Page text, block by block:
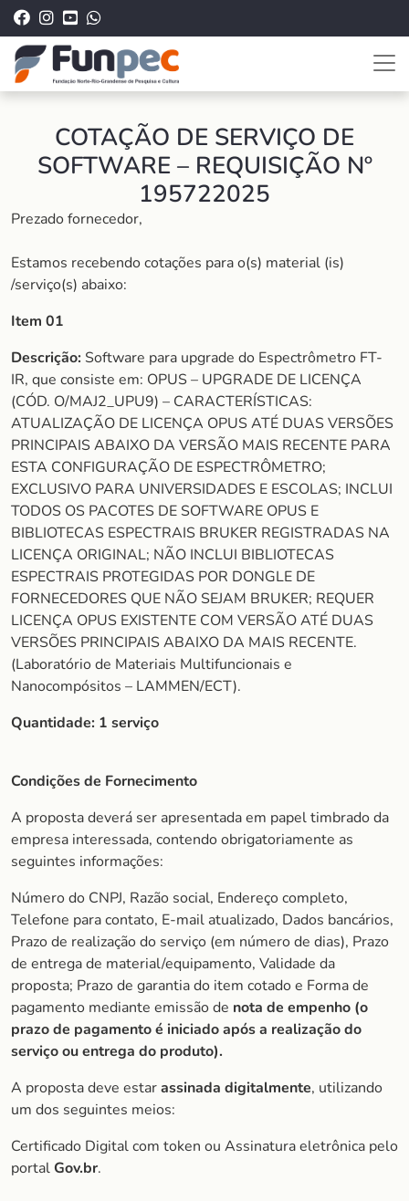
COTAÇÃO DE SERVIÇO DE
SOFTWARE – REQUISIÇÃO Nº
195722025
Prezado fornecedor,
Estamos recebendo cotações para o(s) material (is)
/serviço(s) abaixo:
Item 01
Descrição: Software para upgrade do Espectrômetro FT-
IR, que consiste em: OPUS – UPGRADE DE LICENÇA
(CÓD. O/MAJ2_UPU9) – CARACTERÍSTICAS:
ATUALIZAÇÃO DE LICENÇA OPUS ATÉ DUAS VERSÕES
PRINCIPAIS ABAIXO DA VERSÃO MAIS RECENTE PARA
ESTA CONFIGURAÇÃO DE ESPECTRÔMETRO;
EXCLUSIVO PARA UNIVERSIDADES E ESCOLAS; INCLUI
TODOS OS PACOTES DE SOFTWARE OPUS E
BIBLIOTECAS ESPECTRAIS BRUKER REGISTRADAS NA
LICENÇA ORIGINAL; NÃO INCLUI BIBLIOTECAS
ESPECTRAIS PROTEGIDAS POR DONGLE DE
FORNECEDORES QUE NÃO SEJAM BRUKER; REQUER
LICENÇA OPUS EXISTENTE COM VERSÃO ATÉ DUAS
VERSÕES PRINCIPAIS ABAIXO DA MAIS RECENTE.
(Laboratório de Materiais Multifuncionais e
Nanocompósitos – LAMMEN/ECT).
Quantidade: 1 serviço
Condições de Fornecimento
A proposta deverá ser apresentada em papel timbrado da
empresa interessada, contendo obrigatoriamente as
seguintes informações:
Número do CNPJ, Razão social, Endereço completo,
Telefone para contato, E-mail atualizado, Dados bancários,
Prazo de realização do serviço (em número de dias), Prazo
de entrega de material/equipamento, Validade da
proposta; Prazo de garantia do item cotado e Forma de
pagamento mediante emissão de nota de empenho (o
prazo de pagamento é iniciado após a realização do
serviço ou entrega do produto).
A proposta deve estarassinada digitalmente, utilizando
um dos seguintes meios:
Certificado Digital com token ou Assinatura eletrônica pelo
portalGov.br.